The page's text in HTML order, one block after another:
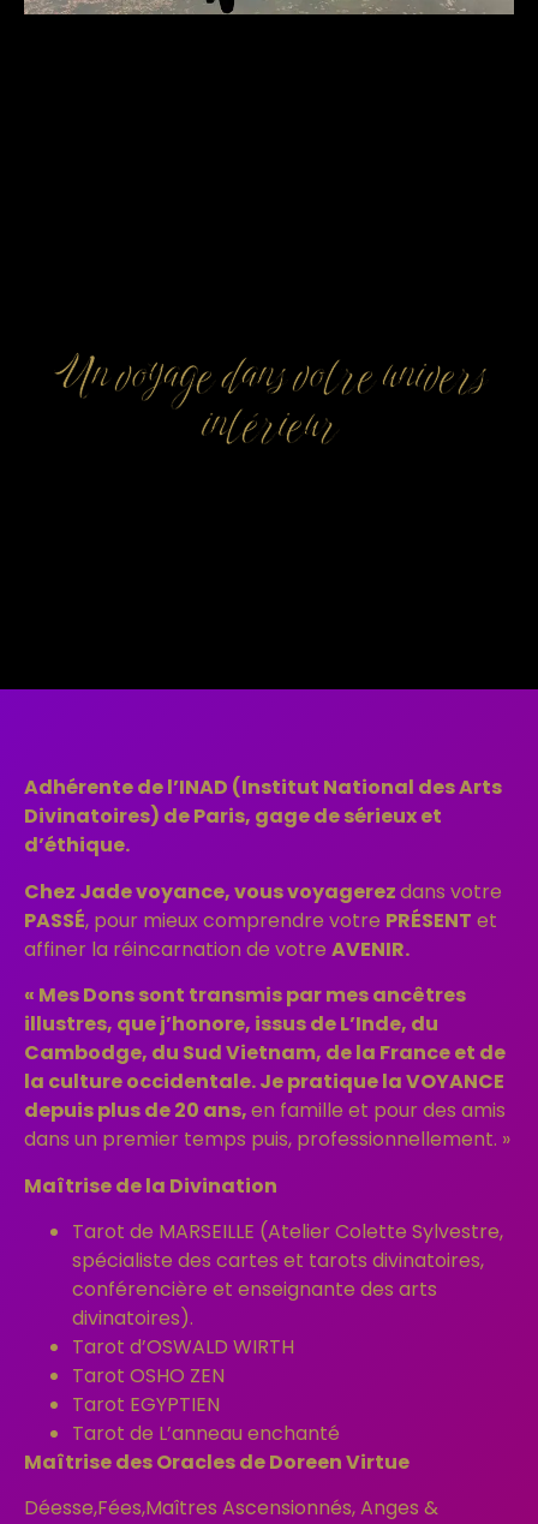
Un voyage dans votre univers
intérieur
Adhérente de l’INAD (Institut National des Arts
Divinatoires) de Paris, gage de sérieux et
d’éthique.
Chez Jade voyance, vous voyagerezdans votre
PASSÉ, pour mieux comprendre votre PRÉSENT et
affiner la réincarnation de votre AVENIR.
« Mes Dons sont transmis par mes ancêtres
illustres, que j’honore, issus de L’Inde, du
Cambodge, du Sud Vietnam, dela France et de
la culture occidentale. Je pratique la VOYANCE
depuis plus de 20 ans,en famille et pour des amis
dans un premier temps puis, professionnellement. »
Maîtrise de la Divination
Tarot de MARSEILLE (Atelier Colette Sylvestre,
spécialiste des cartes et tarots divinatoires,
conférencière et enseignante des arts
divinatoires).
Tarot d’OSWALD WIRTH
Tarot OSHO ZEN
Tarot EGYPTIEN
Tarot de L’anneau enchanté
Maîtrise des Oracles de Doreen Virtue
Déesse,Fées,Maîtres Ascensionnés, Anges &